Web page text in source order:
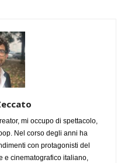
mi occupo di spettacolo,
Nel corso degli anni ha
con protagonisti del
e cinematografico italiano,